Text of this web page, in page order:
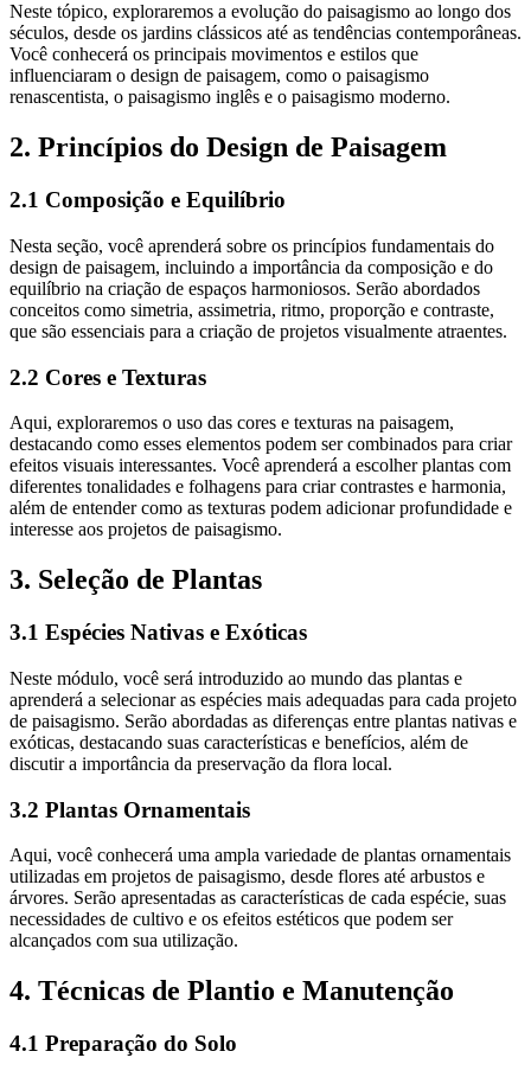
Neste tópico, exploraremos a evolução do paisagismo ao longo dos
séculos, desde os jardins clássicos até as tendências contemporâneas.
Você conhecerá os principais movimentos e estilos que
influenciaram o design de paisagem, como o paisagismo
renascentista, o paisagismo inglês e o paisagismo moderno.
2. Princípios do Design de Paisagem
2.1 Composição e Equilíbrio
Nesta seção, você aprenderá sobre os princípios fundamentais do
design de paisagem, incluindo a importância da composição e do
equilíbrio na criação de espaços harmoniosos. Serão abordados
conceitos como simetria, assimetria, ritmo, proporção e contraste,
que são essenciais para a criação de projetos visualmente atraentes.
2.2 Cores e Texturas
Aqui, exploraremos o uso das cores e texturas na paisagem,
destacando como esses elementos podem ser combinados para criar
efeitos visuais interessantes. Você aprenderá a escolher plantas com
diferentes tonalidades e folhagens para criar contrastes e harmonia,
além de entender como as texturas podem adicionar profundidade e
interesse aos projetos de paisagismo.
3. Seleção de Plantas
3.1 Espécies Nativas e Exóticas
Neste módulo, você será introduzido ao mundo das plantas e
aprenderá a selecionar as espécies mais adequadas para cada projeto
de paisagismo. Serão abordadas as diferenças entre plantas nativas e
exóticas, destacando suas características e benefícios, além de
discutir a importância da preservação da flora local.
3.2 Plantas Ornamentais
Aqui, você conhecerá uma ampla variedade de plantas ornamentais
utilizadas em projetos de paisagismo, desde flores até arbustos e
árvores. Serão apresentadas as características de cada espécie, suas
necessidades de cultivo e os efeitos estéticos que podem ser
alcançados com sua utilização.
4. Técnicas de Plantio e Manutenção
4.1 Preparação do Solo